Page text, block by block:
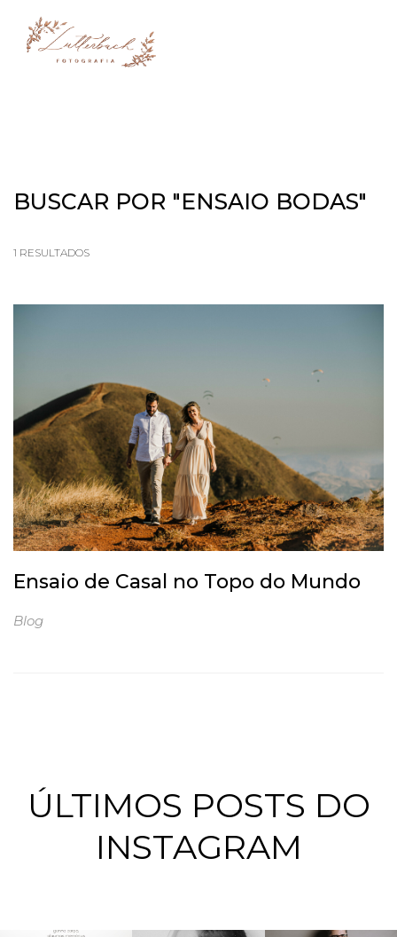
BUSCAR POR "ENSAIO BODAS"
1 RESULTADOS
Ensaio de Casal no Topo do Mundo
Blog
ÚLTIMOS POSTS DO
INSTAGRAM